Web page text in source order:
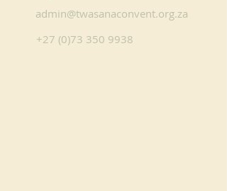
admin@twasanaconvent.org.za
+27 (0)73 350 9938